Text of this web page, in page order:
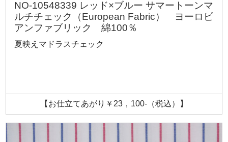
NO-10548339 レッド×ブルー サマートーンマ
ルチチェック（European Fabric） ヨーロピ
アンファブリック 綿100％
夏映えマドラスチェック
【お仕立てあがり￥23，100-（税込）】